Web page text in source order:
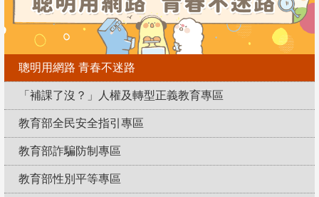
聰明用網路 青春不迷路
「補課了沒？」人權及轉型正義教育專區
教育部全民安全指引專區
教育部詐騙防制專區
教育部性別平等專區